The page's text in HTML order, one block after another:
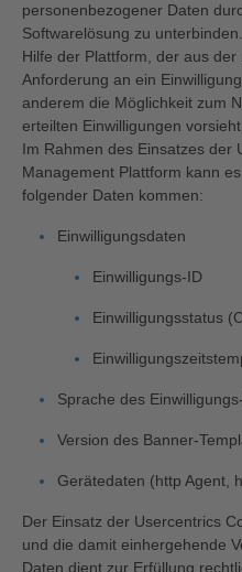
personenbezogener Daten
Softwarelösung zu
Hilfe der Plattform, der aus der
Anforderung an ein
anderem die Möglichkeit zum
erteilten Einwilligungen
Im Rahmen des Einsatzes der
Management Plattform kann
folgender Daten kommen:
Einwilligungsdaten
Einwilligungs-ID
Einwilligungsstatus
Sprache des
Version des Banner-
Gerätedaten (http Agent,
Der Einsatz der Usercentrics
und die damit einhergehende
Daten dient zur Erfüllung